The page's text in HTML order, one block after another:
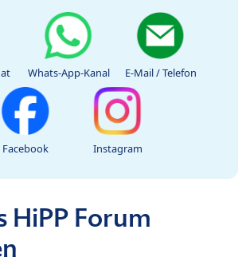
Whats-App-Kanal E-Mail / Telefon
Facebook Instagram
HiPP Forum